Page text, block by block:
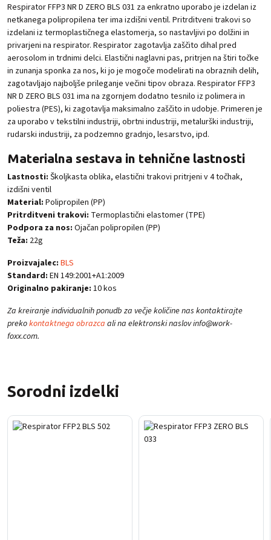
Respirator FFP3 NR D ZERO BLS 031 za enkratno uporabo je izdelan iz
netkanega polipropilena ter ima izdišni ventil. Pritrditveni trakovi so
izdelani iz termoplastičnega elastomerja, so nastavljivi po dolžini in
privarjeni na respirator. Respirator zagotavlja zaščito dihal pred
aerosolom in trdnimi delci. Elastični naglavni pas, pritrjen na štiri točke
in zunanja sponka za nos, ki jo je mogoče modelirati na obraznih delih,
zagotavljajo najboljše prileganje večini tipov obraza. Respirator FFP3
NR D ZERO BLS 031 ima na zgornjem dodatno tesnilo iz polimera in
poliestra (PES), ki zagotavlja maksimalno zaščito in udobje. Primeren je
za uporabo v tekstilni industriji, obrtni industriji, metalurški industriji,
rudarski industriji, za podzemno gradnjo, lesarstvo, ipd.
Materialna sestava in tehnične lastnosti
Lastnosti: Školjkasta oblika, elastični trakovi pritrjeni v 4 točhak,
izdišni ventil
Material: Polipropilen (PP)
Pritrditveni trakovi: Termoplastični elastomer (TPE)
Podpora za nos: Ojačan polipropilen (PP)
Teža: 22g
Proizvajalec: BLS
Standard: EN 149:2001+A1:2009
Originalno pakiranje: 10 kos
Za kreiranje individualnih ponudb za večje količine nas kontaktirajte
prekokontaktnega obrazca ali na elektronski naslov info@work-
foxx.com.
Sorodni izdelki